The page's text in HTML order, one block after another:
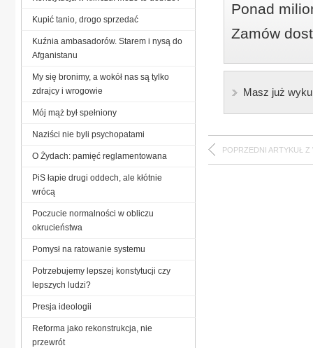
Ponad
Zamów
Masz już
POPRZEDNI ARTYKUŁ Z
Kupić tanio, drogo sprzedać
Kuźnia ambasadorów. Starem i nysą do
Afganistanu
My się bronimy, a wokół nas są tylko
zdrajcy i wrogowie
Mój mąż był spełniony
Naziści nie byli psychopatami
O Żydach: pamięć reglamentowana
PiS łapie drugi oddech, ale kłótnie
wrócą
Poczucie normalności w obliczu
okrucieństwa
Pomysł na ratowanie systemu
Potrzebujemy lepszej konstytucji czy
lepszych ludzi?
Presja ideologii
Reforma jako rekonstrukcja, nie
przewrót